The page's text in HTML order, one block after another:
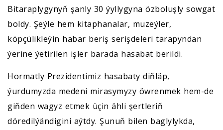
Bitaraplygynyň şanly 30 ýyllygyna özboluşly sowgat
boldy. Şeýle hem kitaphanalar, muzeýler,
köpçülikleýin habar beriş serişdeleri tarapyndan
ýerine ýetirilen işler barada hasabat berildi.
Hormatly Prezidentimiz hasabaty diňläp,
ýurdumyzda medeni mirasymyzy öwrenmek hem-de
giňden wagyz etmek üçin ähli şertleriň
döredilýändigini aýtdy. Şunuň bilen baglylykda,